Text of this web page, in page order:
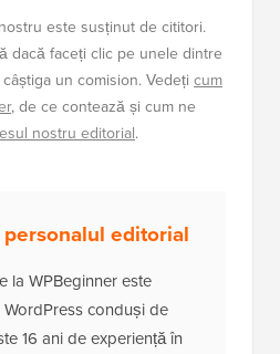
este susținut de cititori.
dacă faceți clic pe unele dintre
un comision. Vedeți cum
, de ce contează și cum ne
nostru editorial.
editorial
la WPBeginner este
conduși de
16 ani de experiență în